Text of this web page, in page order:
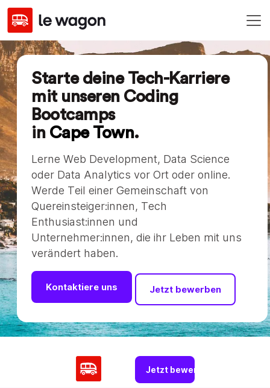
Starte deine Tech-Karriere
mit unseren Coding
Bootcamps
in Cape Town.
Lerne Web Development, Data Science
oder Data Analytics vor Ort oder online.
Werde Teil einer Gemeinschaft von
Quereinsteiger:innen, Tech
Enthusiast:innen und
Unternehmer:innen, die ihr Leben mit uns
verändert haben.
Kontaktiere uns Jetzt bewerben
Jetzt bewerben